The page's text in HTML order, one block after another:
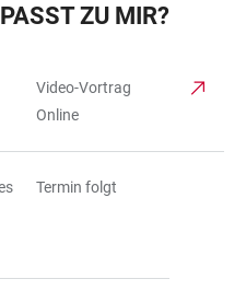
ZU MIR?
Video-Vortrag
Online
Termin folgt